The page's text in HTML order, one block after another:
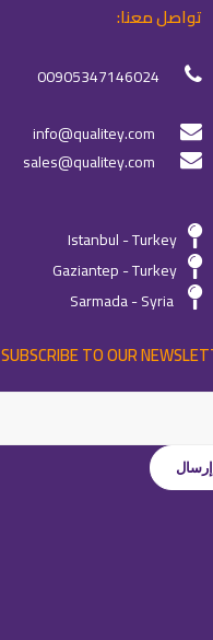
تواصل معنا:
00905347146024
info@qualitey.com
sales@qualitey.com
Istanbul - Turkey
Gaziantep - Turkey
Sarmada - Syria
SUBSCRIBE TO OUR